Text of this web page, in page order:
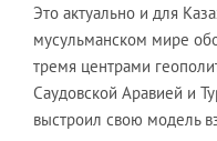
Это актуально и для
мусульманском мире
тремя центрами
Саудовской Аравией и
выстроил свою модель